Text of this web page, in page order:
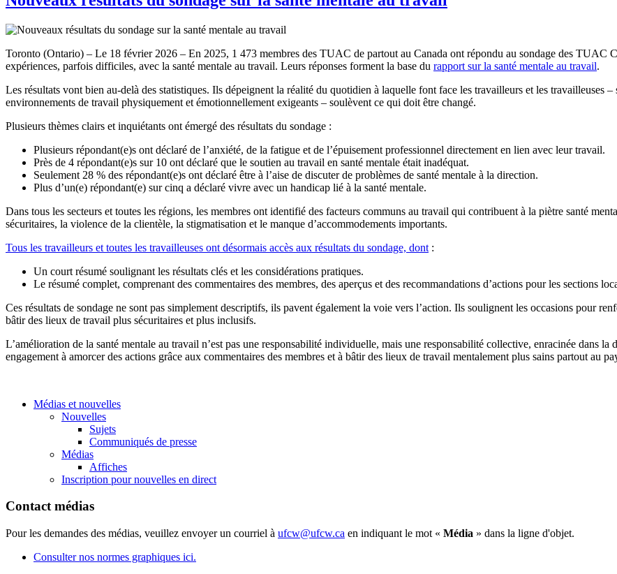
Toronto (Ontario) – Le 18 février 2026 – En 2025, 1 473 membres des TUAC de partout au Canada ont répondu au sondage des TUAC
expériences, parfois difficiles, avec la santé mentale au travail. Leurs réponses forment la base du rapport sur la santé mentale au travail.
Les résultats vont bien au-delà des statistiques. Ils dépeignent la réalité du quotidien à laquelle font face les travailleurs et les travailleuses
environnements de travail physiquement et émotionnellement exigeants – soulèvent ce qui doit être changé.
Plusieurs thèmes clairs et inquiétants ont émergé des résultats du sondage :
Plusieurs répondant(e)s ont déclaré de l’anxiété, de la fatigue et de l’épuisement professionnel directement en lien avec leur travail.
Près de 4 répondant(e)s sur 10 ont déclaré que le soutien au travail en santé mentale était inadéquat.
Seulement 28 % des répondant(e)s ont déclaré être à l’aise de discuter de problèmes de santé mentale à la direction.
Plus d’un(e) répondant(e) sur cinq a déclaré vivre avec un handicap lié à la santé mentale.
Dans tous les secteurs et toutes les régions, les membres ont identifié des facteurs communs au travail qui contribuent à la piètre santé
sécuritaires, la violence de la clientèle, la stigmatisation et le manque d’accommodements importants.
Tous les travailleurs et toutes les travailleuses ont désormais accès aux résultats du sondage, dont :
Un court résumé soulignant les résultats clés et les considérations pratiques.
Le résumé complet, comprenant des commentaires des membres, des aperçus et des recommandations d’actions pour les sections
Ces résultats de sondage ne sont pas simplement descriptifs, ils pavent également la voie vers l’action. Ils soulignent les occasions pour
bâtir des lieux de travail plus sécuritaires et plus inclusifs.
L’amélioration de la santé mentale au travail n’est pas une responsabilité individuelle, mais une responsabilité collective, enracinée dans
engagement à amorcer des actions grâce aux commentaires des membres et à bâtir des lieux de travail mentalement plus sains partout au
Médias et nouvelles
Nouvelles
Sujets
Communiqués de presse
Médias
Affiches
Inscription pour nouvelles en direct
Contact médias
Pour les demandes des médias, veuillez envoyer un courriel à ufcw@ufcw.ca en indiquant le mot « Média » dans la ligne d'objet.
Consulter nos normes graphiques ici.